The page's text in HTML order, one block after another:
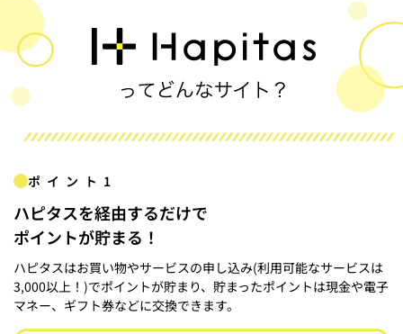
ポイント1
ハピタスを経由するだけで
ポイントが貯まる！
ハピタスはお買い物やサービスの申し込み(利用可能なサービスは
3,000以上！)でポイントが貯まり、貯まったポイントは現金や電子
マネー、ギフト券などに交換できます。